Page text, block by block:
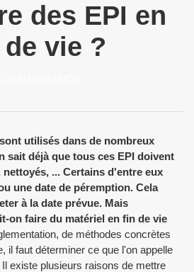
des EPI en
vie ?
utilisés dans de nombreux
sait déjà que tous ces EPI doivent
... Certains d'entre eux
une date de péremption. Cela
à la date prévue. Mais
on faire du matériel en fin de vie
de méthodes concrètes
il faut déterminer ce que l'on appelle
existe plusieurs raisons de mettre